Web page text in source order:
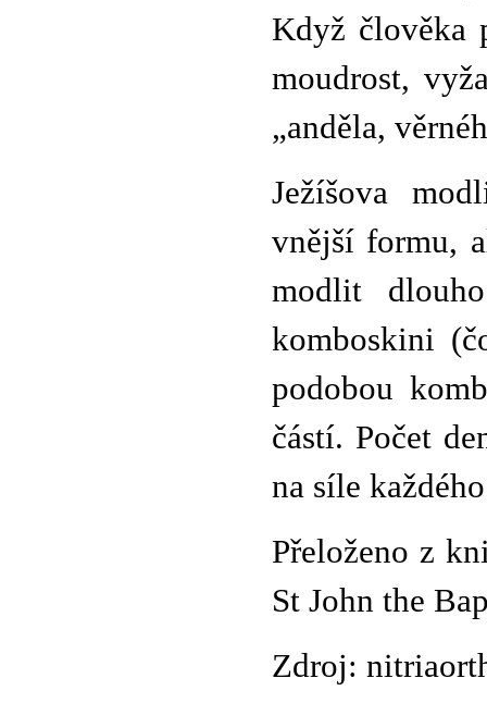
Když člověka
moudrost,
„anděla,
Ježíšova
vnější formu,
modlit
komboskini
podobou
částí. Počet
na síle
Přeloženo z
St John the
Zdroj: